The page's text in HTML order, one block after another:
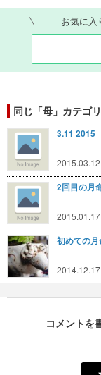
お気に入
同じ「母」カテゴ
3.11 2015
2回目の月
初めての月
コメントを